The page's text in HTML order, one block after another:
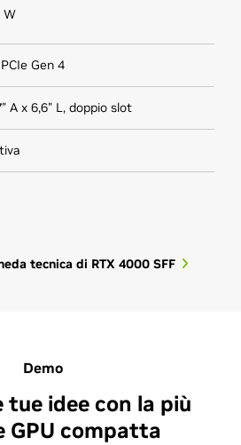
W
Gen 4
A x 6,6" L, doppio slot
tecnica di RTX 4000 SFF
Demo
tue idee con la più
GPU compatta